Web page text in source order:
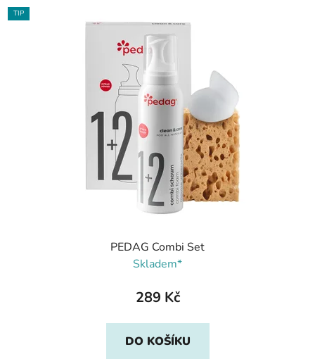
TIP
PEDAG Combi Set
Skladem*
289 Kč
DO KOŠÍKU